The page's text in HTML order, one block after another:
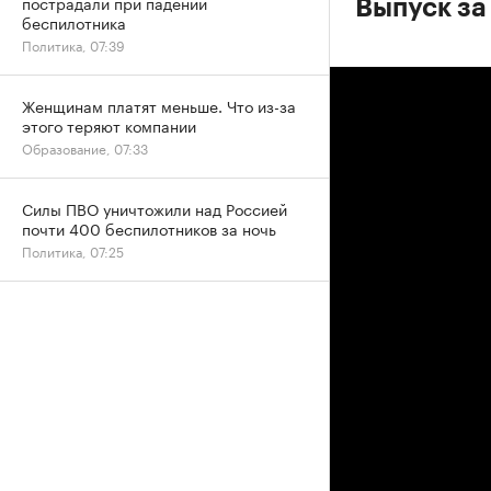
Выпуск
беспилотника
Политика, 07:39
Женщинам платят меньше. Что из-за
этого теряют компании
Образование, 07:33
Силы ПВО уничтожили над Россией
почти 400 беспилотников за ночь
Политика, 07:25